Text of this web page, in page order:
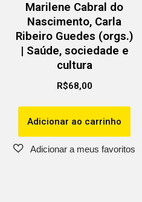
Marilene Cabral do
Nascimento, Carla
Ribeiro Guedes (orgs.)
| Saúde, sociedade e
cultura
R$68,00
Adicionar ao carrinho